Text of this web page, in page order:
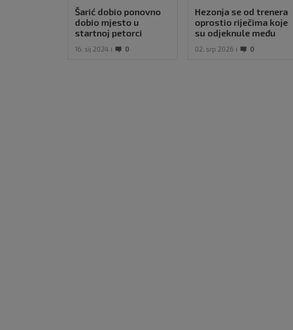
Šarić dobio ponovno
dobio mjesto u
startnoj petorci
odlično u šokantnom
16. sij 2024 0
Hezonja se od trenera
oprostio riječima koje
su odjeknule među
02. srp 2026 0